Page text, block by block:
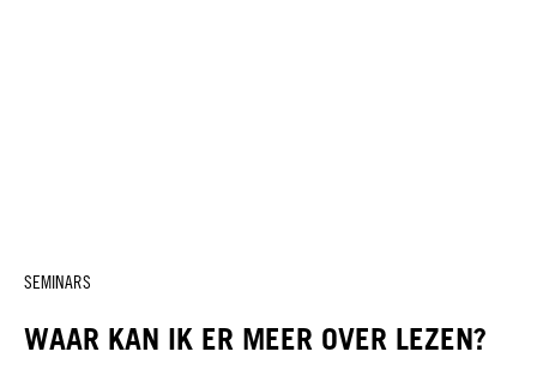
SEMINARS
WAAR KAN IK ER MEER OVER LEZEN?